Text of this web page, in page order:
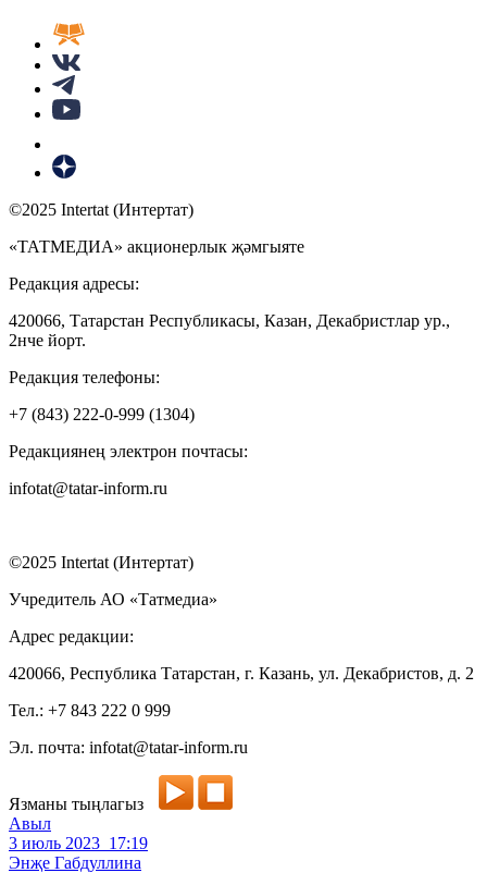
©2025 Intertat (Интертат)
«ТАТМЕДИА» акционерлык җәмгыяте
Редакция адресы:
420066, Татарстан Республикасы, Казан, Декабристлар ур.,
2нче йорт.
Редакция телефоны:
+7 (843) 222-0-999 (1304)
Редакциянең электрон почтасы:
infotat@tatar-inform.ru
©2025 Intertat (Интертат)
Учредитель АО «Татмедиа»
Адрес редакции:
420066, Республика Татарстан, г. Казань, ул. Декабристов, д. 2
Тел.: +7 843 222 0 999
Эл. почта: infotat@tatar-inform.ru
Язманы тыңлагыз
Авыл
3 июль 2023 17:19
Энҗе Габдуллина